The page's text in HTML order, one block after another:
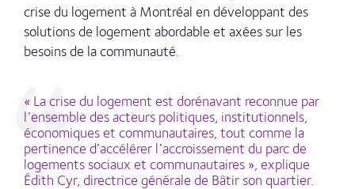
crise du logement à Montréal en développant des
solutions de logement abordable et axées sur les
besoins de la communauté.
« La crise du logement est dorénavant reconnue par
l’ensemble des acteurs politiques, institutionnels,
économiques et communautaires, tout comme la
pertinence d’accélérer l’accroissement du parc de
logements sociaux et communautaires », explique
Édith Cyr, directrice générale de Bâtir son quartier.